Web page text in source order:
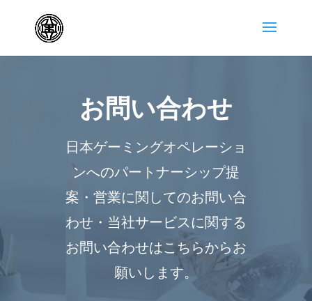
お問い合わせ
日本ゲーミングオペレーショ
ンへのパートナーシップ提
案・営業に関してのお問い合
わせ・当社サービスに関する
お問い合わせはこちらからお
願いします。